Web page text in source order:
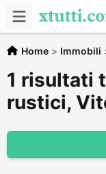
Home > Immobili
1 risultati
rustici,